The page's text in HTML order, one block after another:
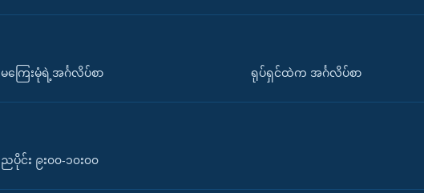
မကြေးမုံရဲ့အင်္ဂလိပ်စာ ရုပ်ရှင်ထဲက အင်္ဂလိပ်စာ
ညပိုင်း ၉း၀၀-၁၀း၀၀